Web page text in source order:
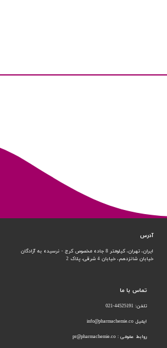
تماس با ما
تلفن: 44525191-021
ایمیل info@pharmachemie.co
روابط عمومی : pr@pharmachemie.co
آدرس
ایران، تهران، کیلومتر 8 جاده مخصوص کرج - نرسیده به آزادگان
خیابان شانزدهم، خیابان 4 شرقی، پلاک 2